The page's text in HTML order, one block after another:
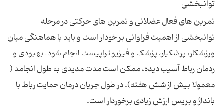
توانبخشی
تمرین های فعال عضلانی و تمرین های حرکتی در مرحله
توانبخشی از اهمیت فراوانی بر خودار است و باید با هماهنگی میان
ورزشکار، پزشکیار، پزشک و فیزیو تراپیست انجام شود. بهبودی و
ردمان رباط آسیب دیده، ممکن است مدت مدیدی به طول انجامد (
معمولا بیش از شش هفته). در طول جریان درمان حمایت رباط با
بانداژ و بریس ارزش زیادی برخوردار است.